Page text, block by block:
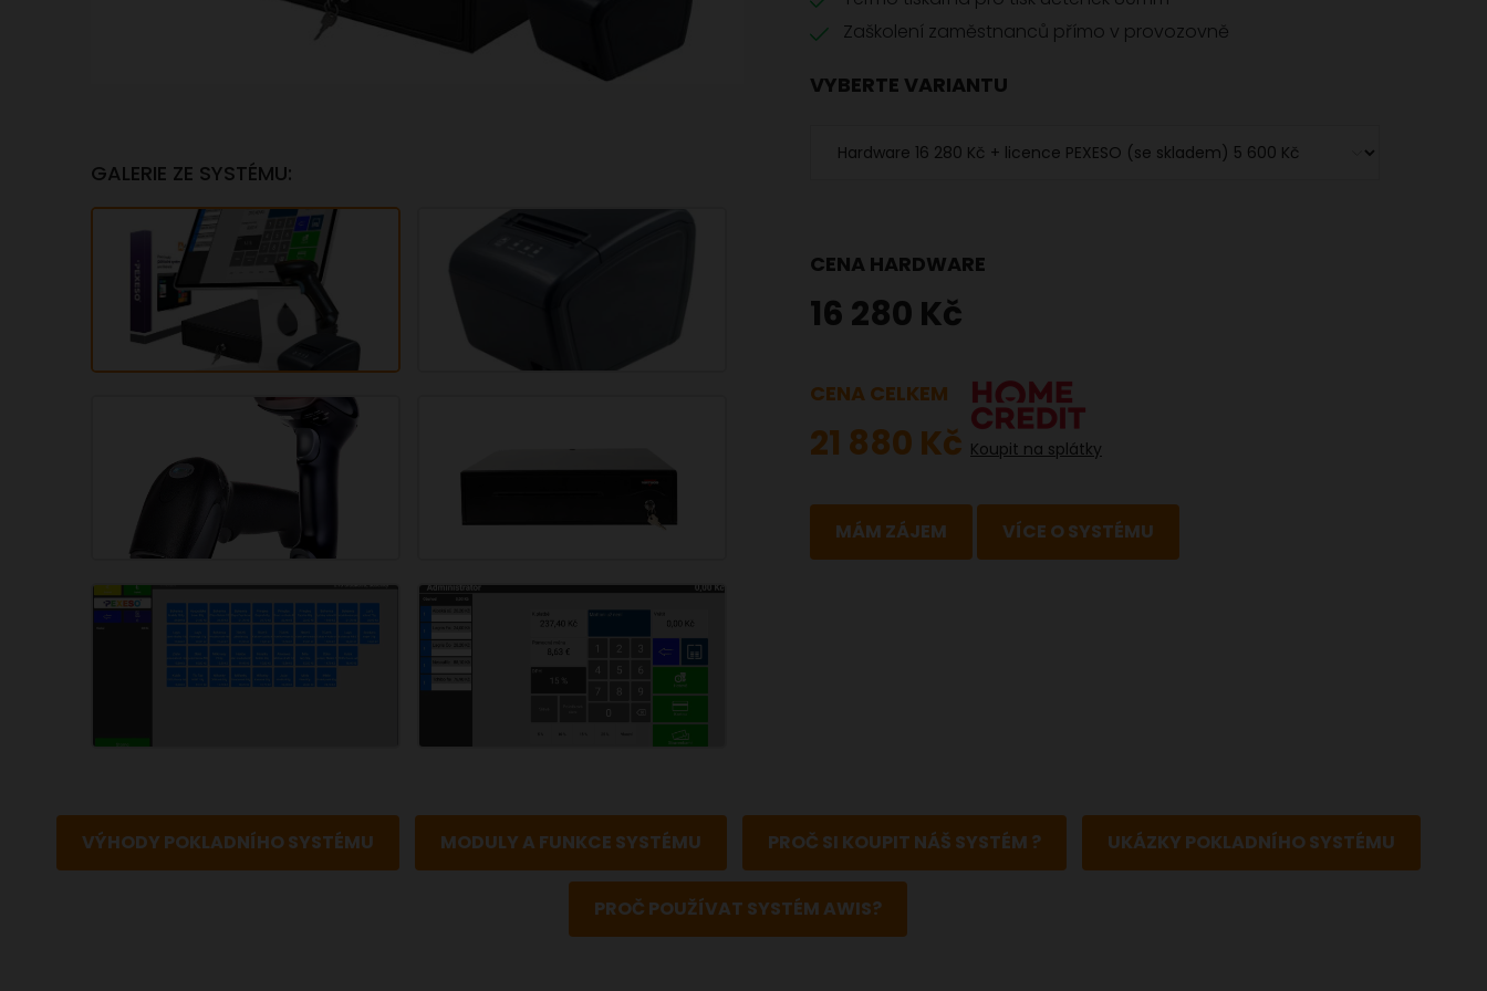
GALERIE ZE SYSTÉMU:
Zaškolení zaměstnanců přímo v provozovně
VYBERTE VARIANTU
CENA HARDWARE
16 280 Kč
CENA CELKEM
21 880 Kč Koupit na splátky
MÁM ZÁJEM VÍCE O SYSTÉMU
VÝHODY POKLADNÍHO SYSTÉMU MODULY A FUNKCE SYSTÉMU PROČ SI KOUPIT NÁŠ SYSTÉM ? UKÁZKY POKLADNÍHO SYSTÉMU
PROČ POUŽÍVAT SYSTÉM AWIS?